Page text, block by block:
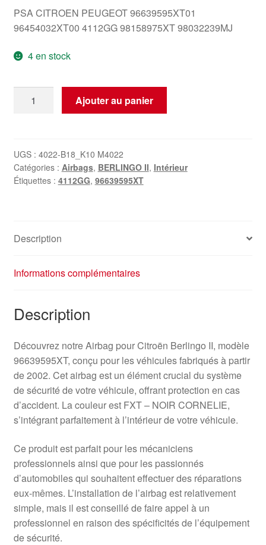
PSA CITROEN PEUGEOT 96639595XT01
96454032XT00 4112GG 98158975XT 98032239MJ
4 en stock
Berlingo
II
96639595XT
Ajouter au panier
UGS : 4022-B18_K10 M4022
Catégories : Airbags, BERLINGO II, Intérieur
Étiquettes : 4112GG, 96639595XT
Description
Informations complémentaires
Description
Découvrez notre Airbag pour Citroën Berlingo II, modèle
96639595XT, conçu pour les véhicules fabriqués à partir
de 2002. Cet airbag est un élément crucial du système
de sécurité de votre véhicule, offrant protection en cas
d’accident. La couleur est FXT – NOIR CORNELIE,
s’intégrant parfaitement à l’intérieur de votre véhicule.
Ce produit est parfait pour les mécaniciens
professionnels ainsi que pour les passionnés
d’automobiles qui souhaitent effectuer des réparations
eux-mêmes. L’installation de l’airbag est relativement
simple, mais il est conseillé de faire appel à un
professionnel en raison des spécificités de l’équipement
de sécurité.